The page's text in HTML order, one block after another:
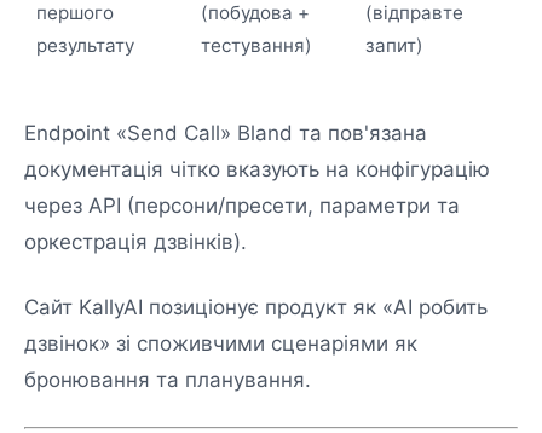
першого
результату
(побудова +
тестування)
(відправте
запит)
Endpoint «Send Call» Bland та пов'язана
документація чітко вказують на конфігурацію
через API (персони/пресети, параметри та
оркестрація дзвінків).
Сайт KallyAI позиціонує продукт як «AI робить
дзвінок» зі споживчими сценаріями як
бронювання та планування.